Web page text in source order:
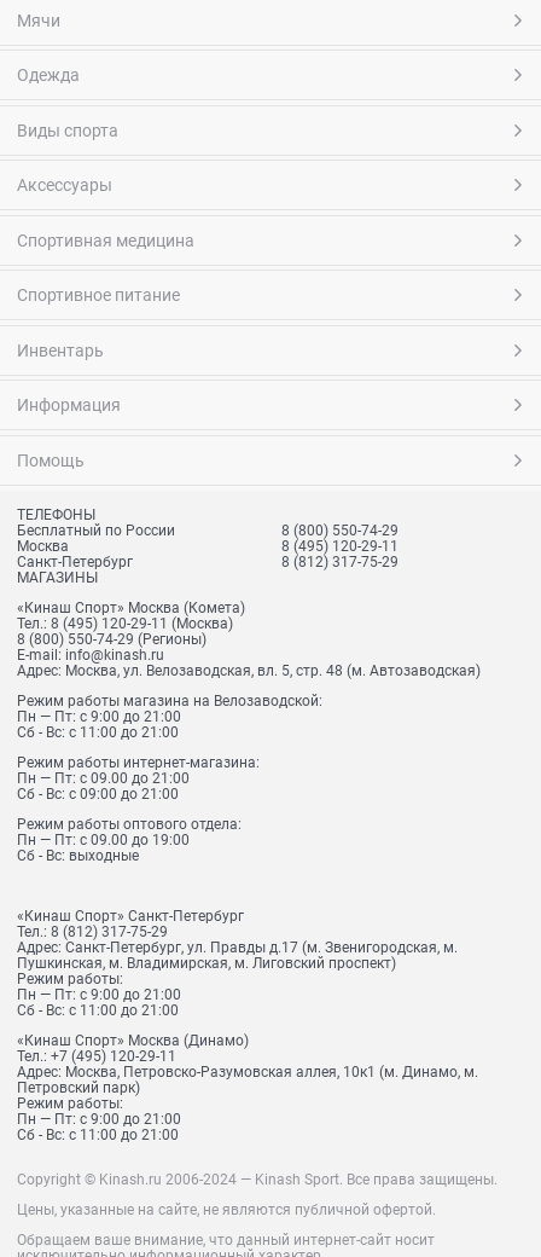
Мячи
Одежда
Виды спорта
Аксессуары
Спортивная медицина
Спортивное питание
Инвентарь
Информация
Помощь
ТЕЛЕФОНЫ
Бесплатный по России
8 (800) 550-74-29
Москва
8 (495) 120-29-11
Санкт-Петербург
8 (812) 317-75-29
МАГАЗИНЫ
«Кинаш Спорт» Москва (Комета)
Тел.: 8 (495) 120-29-11 (Москва)
8 (800) 550-74-29 (Регионы)
E-mail: info@kinash.ru
Адрес: Москва, ул. Велозаводская, вл. 5, стр. 48 (м. Автозаводская)
Режим работы магазина на Велозаводской:
Пн — Пт: с 9:00 до 21:00
Сб - Вс: с 11:00 до 21:00
Режим работы интернет-магазина:
Пн — Пт: с 09.00 до 21:00
Сб - Вс: с 09:00 до 21:00
Режим работы оптового отдела:
Пн — Пт: с 09.00 до 19:00
Сб - Вс: выходные
«Кинаш Спорт» Санкт-Петербург
Тел.: 8 (812) 317-75-29
Адрес: Санкт-Петербург, ул. Правды д.17 (м. Звенигородская, м.
Пушкинская, м. Владимирская, м. Лиговский проспект)
Режим работы:
Пн — Пт: с 9:00 до 21:00
Сб - Вс: с 11:00 до 21:00
«Кинаш Спорт» Москва (Динамо)
Тел.: +7 (495) 120-29-11
Адрес: Москва, Петровско-Разумовская аллея, 10к1 (м. Динамо, м.
Петровский парк)
Режим работы:
Пн — Пт: с 9:00 до 21:00
Сб - Вс: с 11:00 до 21:00
Copyright © Kinash.ru 2006-2024 — Kinash Sport. Все права защищены.
Цены, указанные на сайте, не являются публичной офертой.
Обращаем ваше внимание, что данный интернет-сайт носит